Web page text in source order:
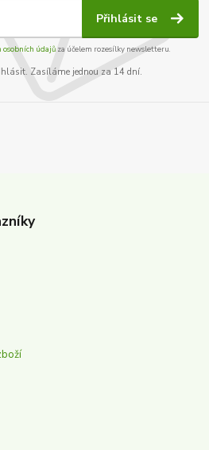
Přihlásit se
osobních údajůza účelem rozesílky newsletteru.
Zasíláme jednou za 14 dní.